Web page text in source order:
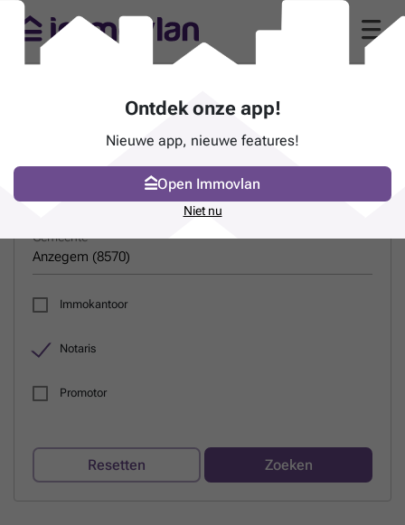
ZOEK EEN PROFESSIONAL
Naam
Gemeente
Immokantoor
Notaris
Promotor
Resetten Zoeken
Ontdek onze app!
Nieuwe app, nieuwe features!
Open Immovlan
Niet nu